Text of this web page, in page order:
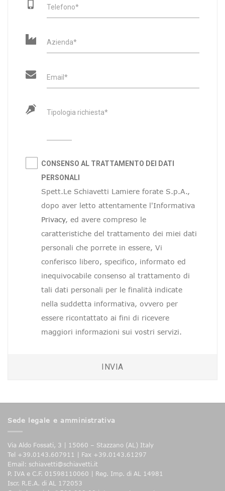
Telefono*
Azienda*
Email*
Tipologia richiesta*
CONSENSO AL TRATTAMENTO DEI DATI
PERSONALI
Spett.Le Schiavetti Lamiere forate S.p.A.,
dopo aver letto attentamente l'Informativa
Privacy, ed avere compreso le
caratteristiche del trattamento dei miei dati
personali che porrete in essere, Vi
conferisco libero, specifico, informato ed
inequivocabile consenso al trattamento di
tali dati personali per le finalità indicate
nella suddetta informativa, ovvero per
essere ricontattato ai fini di ricevere
maggiori informazioni sui vostri servizi.
INVIA
Sede legale e amministrativa
Via Aldo Fossati, 3 | 15060 – Stazzano (AL) Italy
Tel +39.0143.607911 | Fax +39.0143.61297
Email: schiavetti@schiavetti.it
P. IVA e C.F. 01598110060 | Reg. Imp. di AL 14981
Iscr. R.E.A. di AL 172053